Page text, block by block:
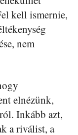
kell ismernie,
nem
elnézünk,
Inkább azt,
a riválist, a